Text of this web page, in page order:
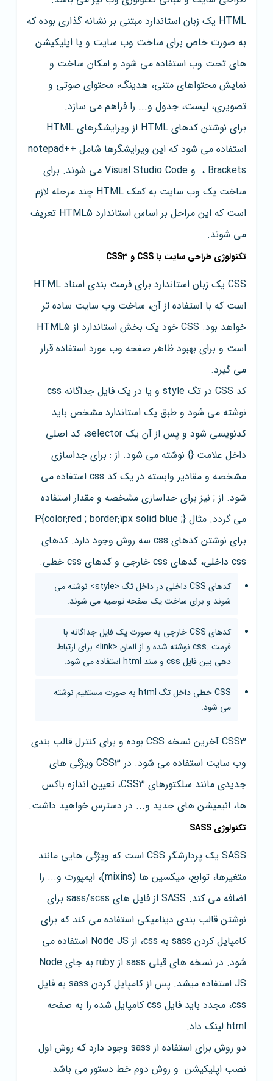
HTML یک زبان استاندارد مبتنی بر نشانه گذاری بوده که
به صورت خاص برای ساخت وب سایت و یا اپلیکیشن
های تحت وب استفاده می شود و امکان ساخت و
نمایش محتواهای متنی، هدینگ، محتوای صوتی و
تصویری، لیست، جدول و... را فراهم می سازد.
برای نوشتن کدهای HTML از ویرایشگرهای HTML
استفاده می شود که این ویرایشگرها شامل notepad++
، Brackets و Visual Studio Code می شوند. برای
ساخت یک وب سایت به کمک HTML چند مرحله لازم
است که این مراحل بر اساس استاندارد HTML5 تعریف
می شوند.
تکنولوژی طراحی سایت با CSS و CSS3
CSS یک زبان استاندارد برای فرمت بندی اسناد HTML
است که با استفاده از آن، ساخت وب سایت ساده تر
خواهد بود. CSS خود یک بخش استاندارد از HTML5
است و برای بهبود ظاهر صفحه وب مورد استفاده قرار
می گیرد.
کد CSS در تگ style و یا در یک فایل جداگانه css
نوشته می شود و طبق یک استاندارد مشخص باید
کدنویسی شود و پس از آن یک selector، کد اصلی
داخل علامت {} نوشته می شود. از : برای جداسازی
مشخصه و مقادیر وابسته در یک کد css استفاده می
شود. از ; نیز برای جداسازی مشخصه و مقدار استفاده
می گردد. مثال P{color:red ; border:1px solid blue ;}
برای نوشتن کدهای css سه روش وجود دارد. کدهای
css داخلی، کدهای css خارجی و کدهای css خطی.
کدهای CSS داخلی در داخل تگ <style> نوشته می
شوند و برای ساخت یک صفحه توصیه می شوند.
کدهای CSS خارجی به صورت یک فایل جداگانه با
فرمت .css نوشته شده و از المان <link> برای ارتباط
دهی بین فایل css و سند html استفاده می شود.
CSS خطی داخل تگ html به صورت مستقیم نوشته
می شود.
CSS3 آخرین نسخه CSS بوده و برای کنترل قالب بندی
وب سایت استفاده می شود. در CSS3 ویژگی های
جدیدی مانند سلکتورهای CSS3، تعیین اندازه باکس
ها، انیمیشن های جدید و... در دسترس خواهید داشت.
تکنولوژی SASS
SASS یک پردازشگر CSS است که ویژگی هایی مانند
متغیرها، توابع، میکسین ها (mixins)، ایمپورت و... را
اضافه می کند. SASS از فایل های sass/scss برای
نوشتن قالب بندی دینامیکی استفاده می کند که برای
کامپایل کردن sass به css، از Node JS استفاده می
شود. در نسخه های قبلی sass از ruby به جای Node
JS استفاده میشد. پس از کامپایل کردن sass به فایل
css، مجدد باید فایل css کامپایل شده را به صفحه
html لینک داد.
دو روش برای استفاده از sass وجود دارد که روش اول
نصب اپلیکیشن و روش دوم خط دستور می باشد.